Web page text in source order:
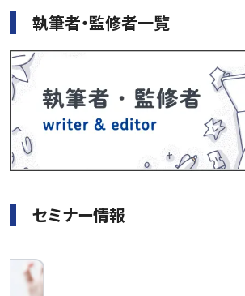
執筆者・監修者一覧
セミナー情報